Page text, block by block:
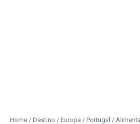
Home / Destino / Europa / Portugal /